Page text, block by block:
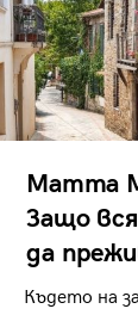
Mamma
Защо
да
Където на